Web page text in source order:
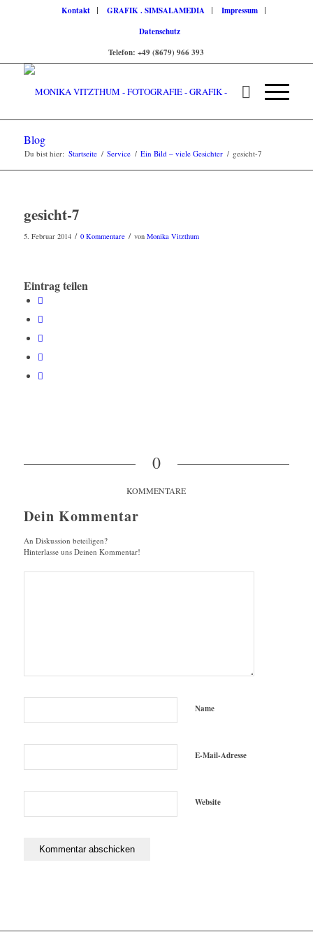
Kontakt GRAFIK . SIMSALAMEDIA
Impressum
Datenschutz
Telefon: +49 (8679) 966 393
Blog
Du bist hier: Startseite / Service / Ein Bild – viele Gesichter / gesicht-7
gesicht-7
5. Februar 2014 / 0 Kommentare / von Monika Vitzthum
Eintrag teilen
0
KOMMENTARE
Dein Kommentar
An Diskussion beteiligen?
Hinterlasse uns Deinen Kommentar!
Name
E-Mail-Adresse
Website